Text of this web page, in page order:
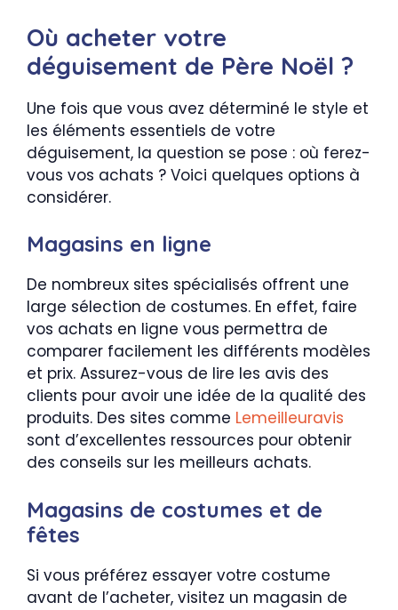
Où acheter votre
déguisement de Père Noël ?
Une fois que vous avez déterminé le style et
les éléments essentiels de votre
déguisement, la question se pose : où ferez-
vous vos achats ? Voici quelques options à
considérer.
Magasins en ligne
De nombreux sites spécialisés offrent une
large sélection de costumes. En effet, faire
vos achats en ligne vous permettra de
comparer facilement les différents modèles
et prix. Assurez-vous de lire les avis des
clients pour avoir une idée de la qualité des
produits. Des sites comme Lemeilleuravis
sont d’excellentes ressources pour obtenir
des conseils sur les meilleurs achats.
Magasins de costumes et de
fêtes
Si vous préférez essayer votre costume
avant de l’acheter, visitez un magasin de